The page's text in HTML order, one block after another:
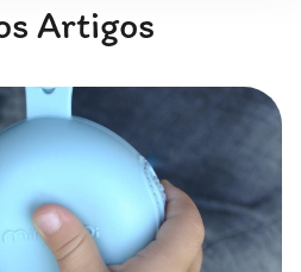
Artigos